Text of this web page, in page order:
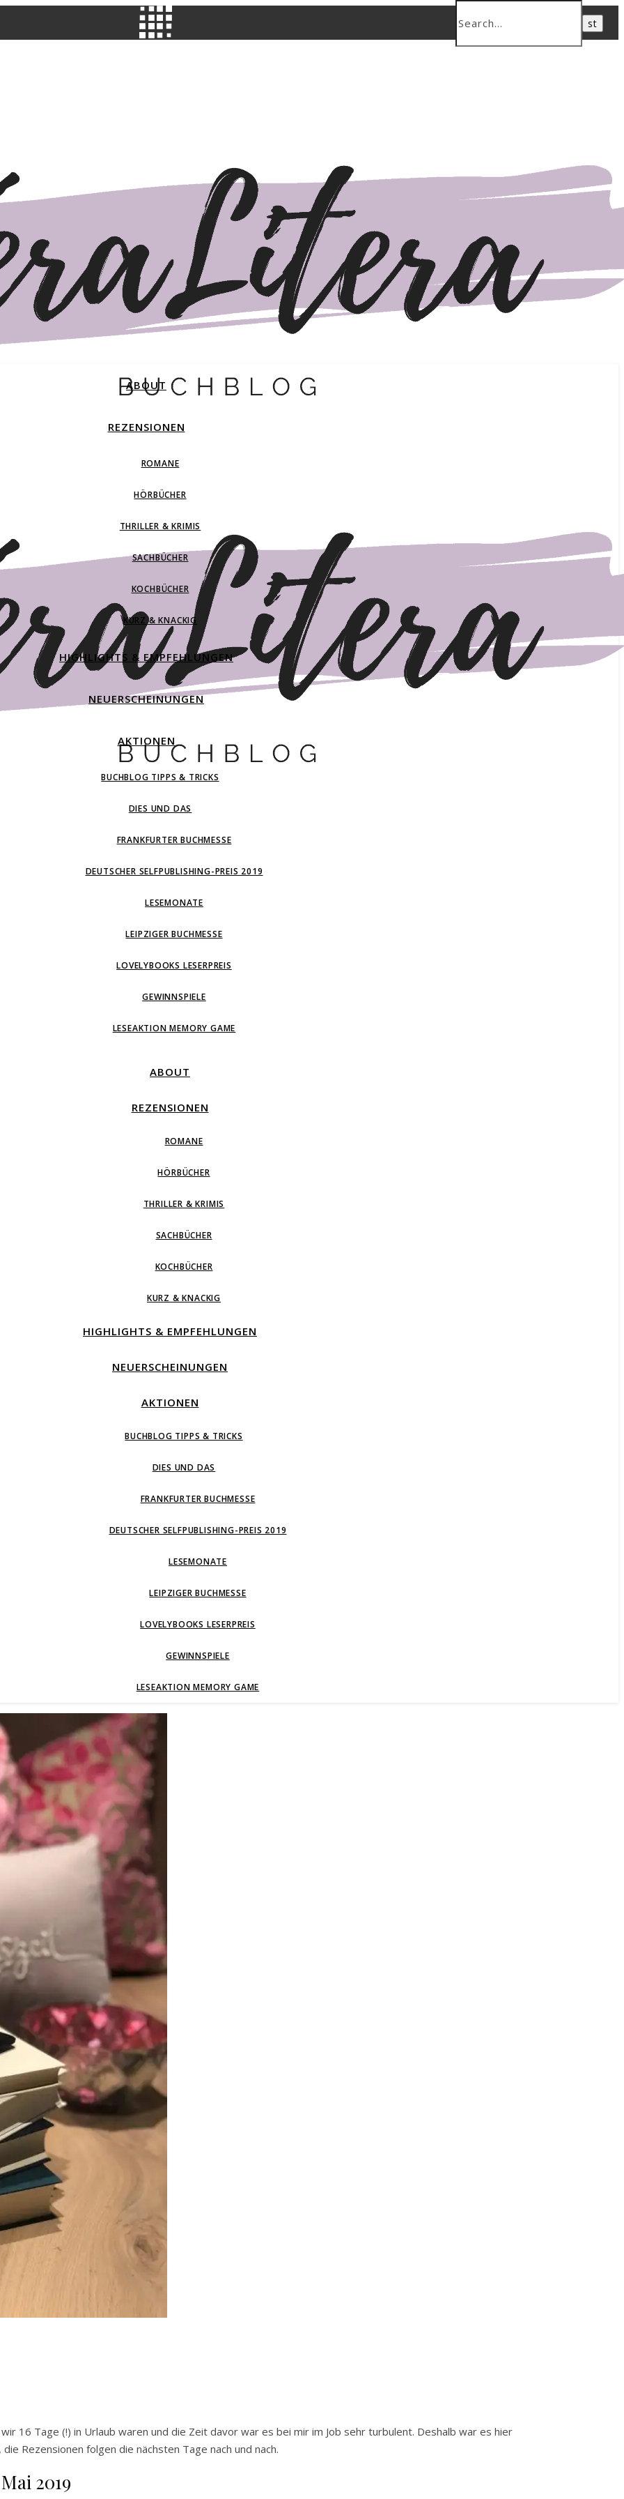
ABOUT
REZENSIONEN
ROMANE
HÖRBÜCHER
THRILLER & KRIMIS
SACHBÜCHER
KOCHBÜCHER
KURZ & KNACKIG
HIGHLIGHTS & EMPFEHLUNGEN
NEUERSCHEINUNGEN
AKTIONEN
BUCHBLOG TIPPS & TRICKS
DIES UND DAS
FRANKFURTER BUCHMESSE
DEUTSCHER SELFPUBLISHING-PREIS 2019
LESEMONATE
LEIPZIGER BUCHMESSE
LOVELYBOOKS LESERPREIS
GEWINNSPIELE
LESEAKTION MEMORY GAME
ABOUT
REZENSIONEN
ROMANE
HÖRBÜCHER
THRILLER & KRIMIS
SACHBÜCHER
KOCHBÜCHER
KURZ & KNACKIG
HIGHLIGHTS & EMPFEHLUNGEN
NEUERSCHEINUNGEN
AKTIONEN
BUCHBLOG TIPPS & TRICKS
DIES UND DAS
FRANKFURTER BUCHMESSE
DEUTSCHER SELFPUBLISHING-PREIS 2019
LESEMONATE
LEIPZIGER BUCHMESSE
LOVELYBOOKS LESERPREIS
GEWINNSPIELE
LESEAKTION MEMORY GAME
16 Tage (!) in Urlaub waren und die Zeit davor war es bei mir im Job sehr turbulent. Deshalb war es hier
Rezensionen folgen die nächsten Tage nach und nach.
2019